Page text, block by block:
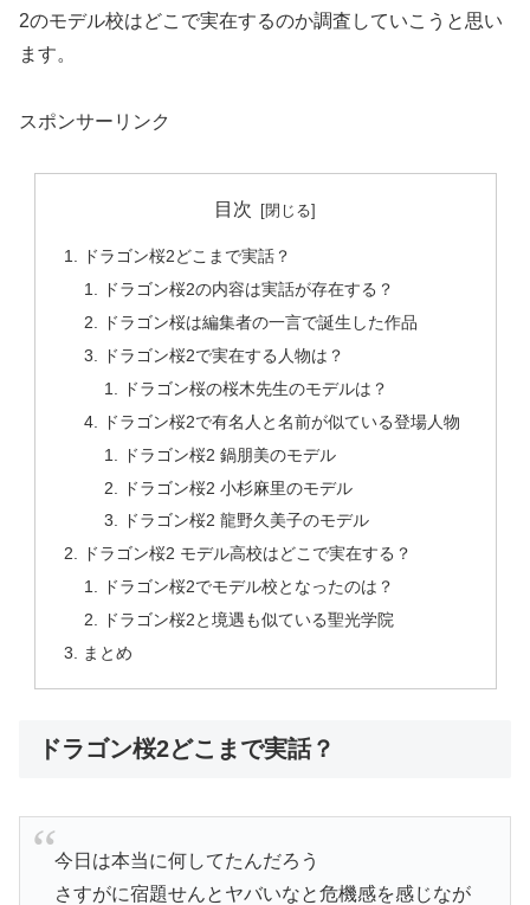
2のモデル校はどこで実在するのか調査していこうと思い
ます。
スポンサーリンク
目次
ドラゴン桜2どこまで実話？
ドラゴン桜2の内容は実話が存在する？
ドラゴン桜は編集者の一言で誕生した作品
ドラゴン桜2で実在する人物は？
ドラゴン桜の桜木先生のモデルは？
ドラゴン桜2で有名人と名前が似ている登場人物
ドラゴン桜2 鍋朋美のモデル
ドラゴン桜2 小杉麻里のモデル
ドラゴン桜2 龍野久美子のモデル
ドラゴン桜2 モデル高校はどこで実在する？
ドラゴン桜2でモデル校となったのは？
ドラゴン桜2と境遇も似ている聖光学院
まとめ
ドラゴン桜2どこまで実話？
今日は本当に何してたんだろう
さすがに宿題せんとヤバいなと危機感を感じなが